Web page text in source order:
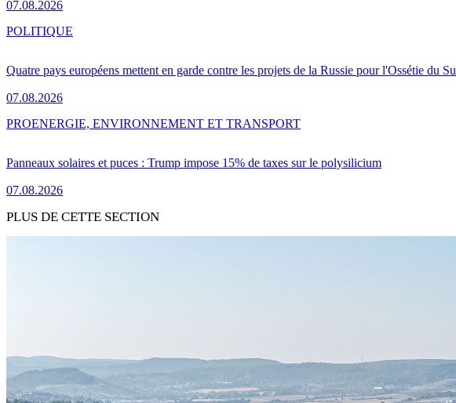
07.08.2026
Quatre pays européens mettent en garde contre les projets de la Russie pour l'Ossétie du
07.08.2026
POLITIQUE
Panneaux solaires et puces : Trump impose 15% de taxes sur le polysilicium
07.08.2026
PROENERGIE, ENVIRONNEMENT ET TRANSPORT
PLUS DE CETTE SECTION